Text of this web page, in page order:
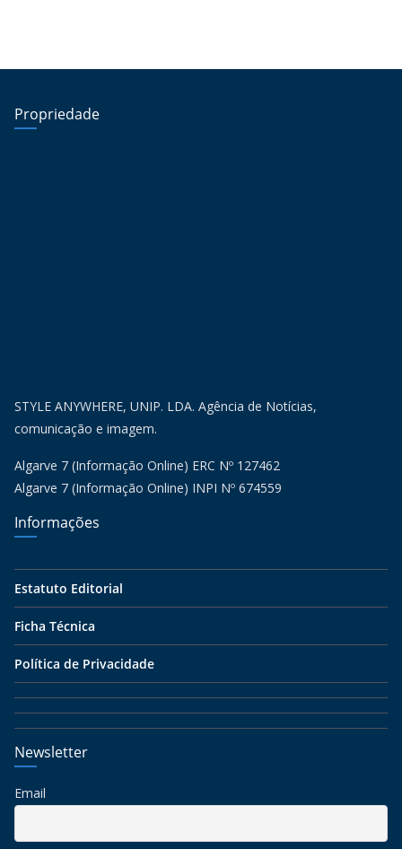
Propriedade
STYLE ANYWHERE, UNIP. LDA. Agência de Notícias,
comunicação e imagem.
Algarve 7 (Informação Online) ERC Nº 127462
Algarve 7 (Informação Online) INPI Nº 674559
Informações
Estatuto Editorial
Ficha Técnica
Política de Privacidade
Newsletter
Email